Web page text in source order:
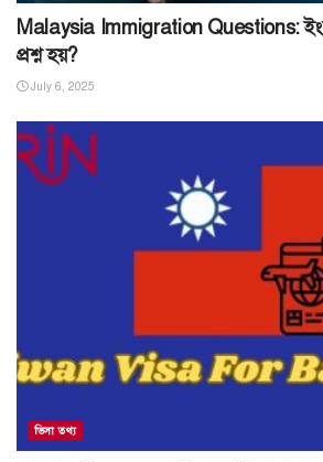
Malaysia Immigration Questions:
প্রশ্ন হয়?
July 6, 2025
ভিসা তথ্য